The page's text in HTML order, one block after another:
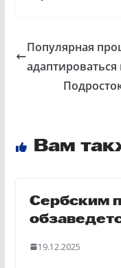
Популярная
адаптироваться
Вам
Сербским
19.12.2025